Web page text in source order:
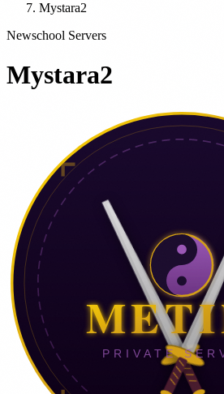
Mystara2
Newschool Servers
Mystara2